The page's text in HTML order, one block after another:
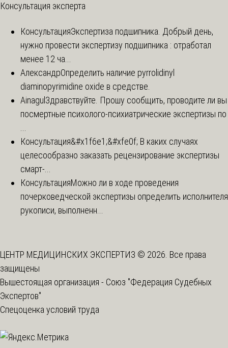
Консультация эксперта
КонсультацияЭкспертиза подшипника. Добрый день,
нужно провести экспертизу подшипника : отработал
менее 12 ча...
АлександрОпределить наличие pyrrolidinyl
diaminopyrimidine oxide в средстве.
Ainagul Здравствуйте. Прошу сообщить, проводите ли вы
посмертные психолого-психиатрические экспертизы по
Консультация&#x1f6e1;&#xfe0f; В каких случаях
целесообразно заказать рецензирование экспертизы
смарт-...
КонсультацияМожно ли в ходе проведения
почерковедческой экспертизы определить исполнителя
рукописи, выполненн...
ЦЕНТР МЕДИЦИНСКИХ ЭКСПЕРТИЗ © 2026. Все права
защищены
Вышестоящая организация - Союз "Федерация Судебных
Экспертов"
Спецоценка условий труда